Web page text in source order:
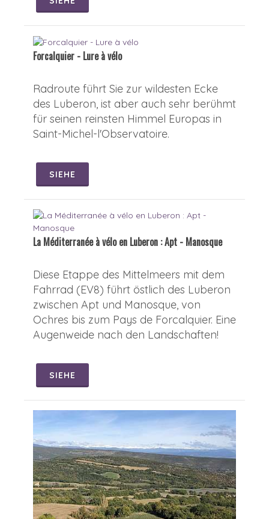
Forcalquier - Lure à vélo
Radroute führt Sie zur wildesten Ecke
des Luberon, ist aber auch sehr berühmt
für seinen reinsten Himmel Europas in
Saint-Michel-l'Observatoire.
SIEHE
La Méditerranée à vélo en Luberon : Apt - Manosque
Diese Etappe des Mittelmeers mit dem
Fahrrad (EV8) führt östlich des Luberon
zwischen Apt und Manosque, von
Ochres bis zum Pays de Forcalquier. Eine
Augenweide nach den Landschaften!
SIEHE